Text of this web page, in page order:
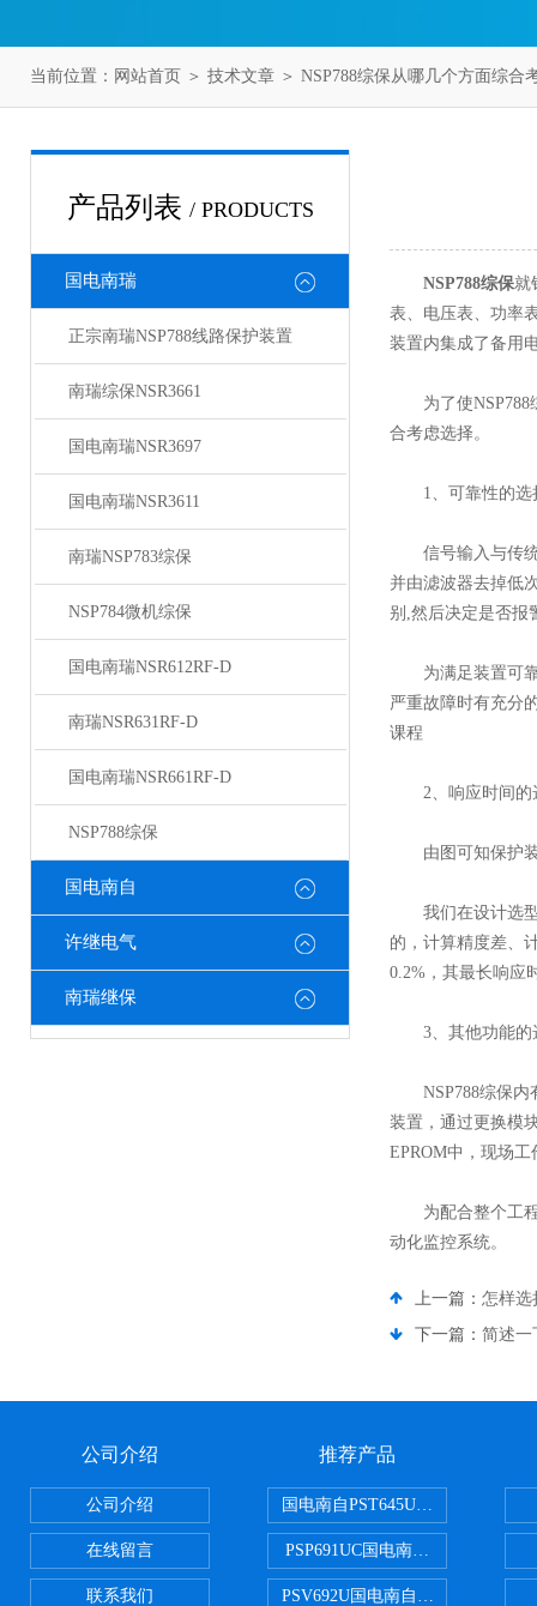
当前位置： 网站首页 ＞ 技术文章 ＞ NSP788综保从哪几个方面综合
产品列表 / PRODUCTS
国电南瑞
正宗南瑞NSP788线路保护装置
南瑞综保NSR3661
国电南瑞NSR3697
国电南瑞NSR3611
南瑞NSP783综保
NSP784微机综保
国电南瑞NSR612RF-D
南瑞NSR631RF-D
国电南瑞NSR661RF-D
NSP788综保
国电南自
许继电气
南瑞继保
NSP788综保就
表、电压表、功率
装置内集成了备用
为了使NSP788综
合考虑选择。
1、可靠性的选
信号输入与传统
并由滤波器去掉低
别,然后决定是否报
为满足装置可靠
严重故障时有充分
课程
2、响应时间的
由图可知保护装
我们在设计选型
的，计算精度差、
0.2%，其最长响应
3、其他功能的
NSP788综保内有
装置，通过更换模
EPROM中，现场
为配合整个工程
动化监控系统。
上一篇： 怎样选
下一篇： 简述一
公司介绍
公司介绍
在线留言
联系我们
推荐产品
国电南自PST645UX微机综保
PSP691UC国电南自PSP691UC
PSV692U国电南自PSV692U PT并